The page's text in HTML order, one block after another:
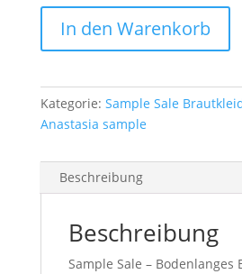
Anastasia
Gr.38/40
699€
Menge
In den Warenkorb
Kategorie: Sample Sale
Anastasia sample
Beschreibung
Beschreibung
Sample Sale – Bodenlanges